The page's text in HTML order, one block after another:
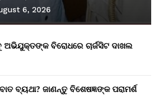
6, 2026
ଅଭିଯୁକ୍ତଙ୍କ ବିରୋଧରେ ଚାର୍ଜସିଟ ଦାଖଲ
ବ୍ୟଥା? ଜାଣନ୍ତୁ ବିଶେଷଜ୍ଞଙ୍କ ପରାମର୍ଶ